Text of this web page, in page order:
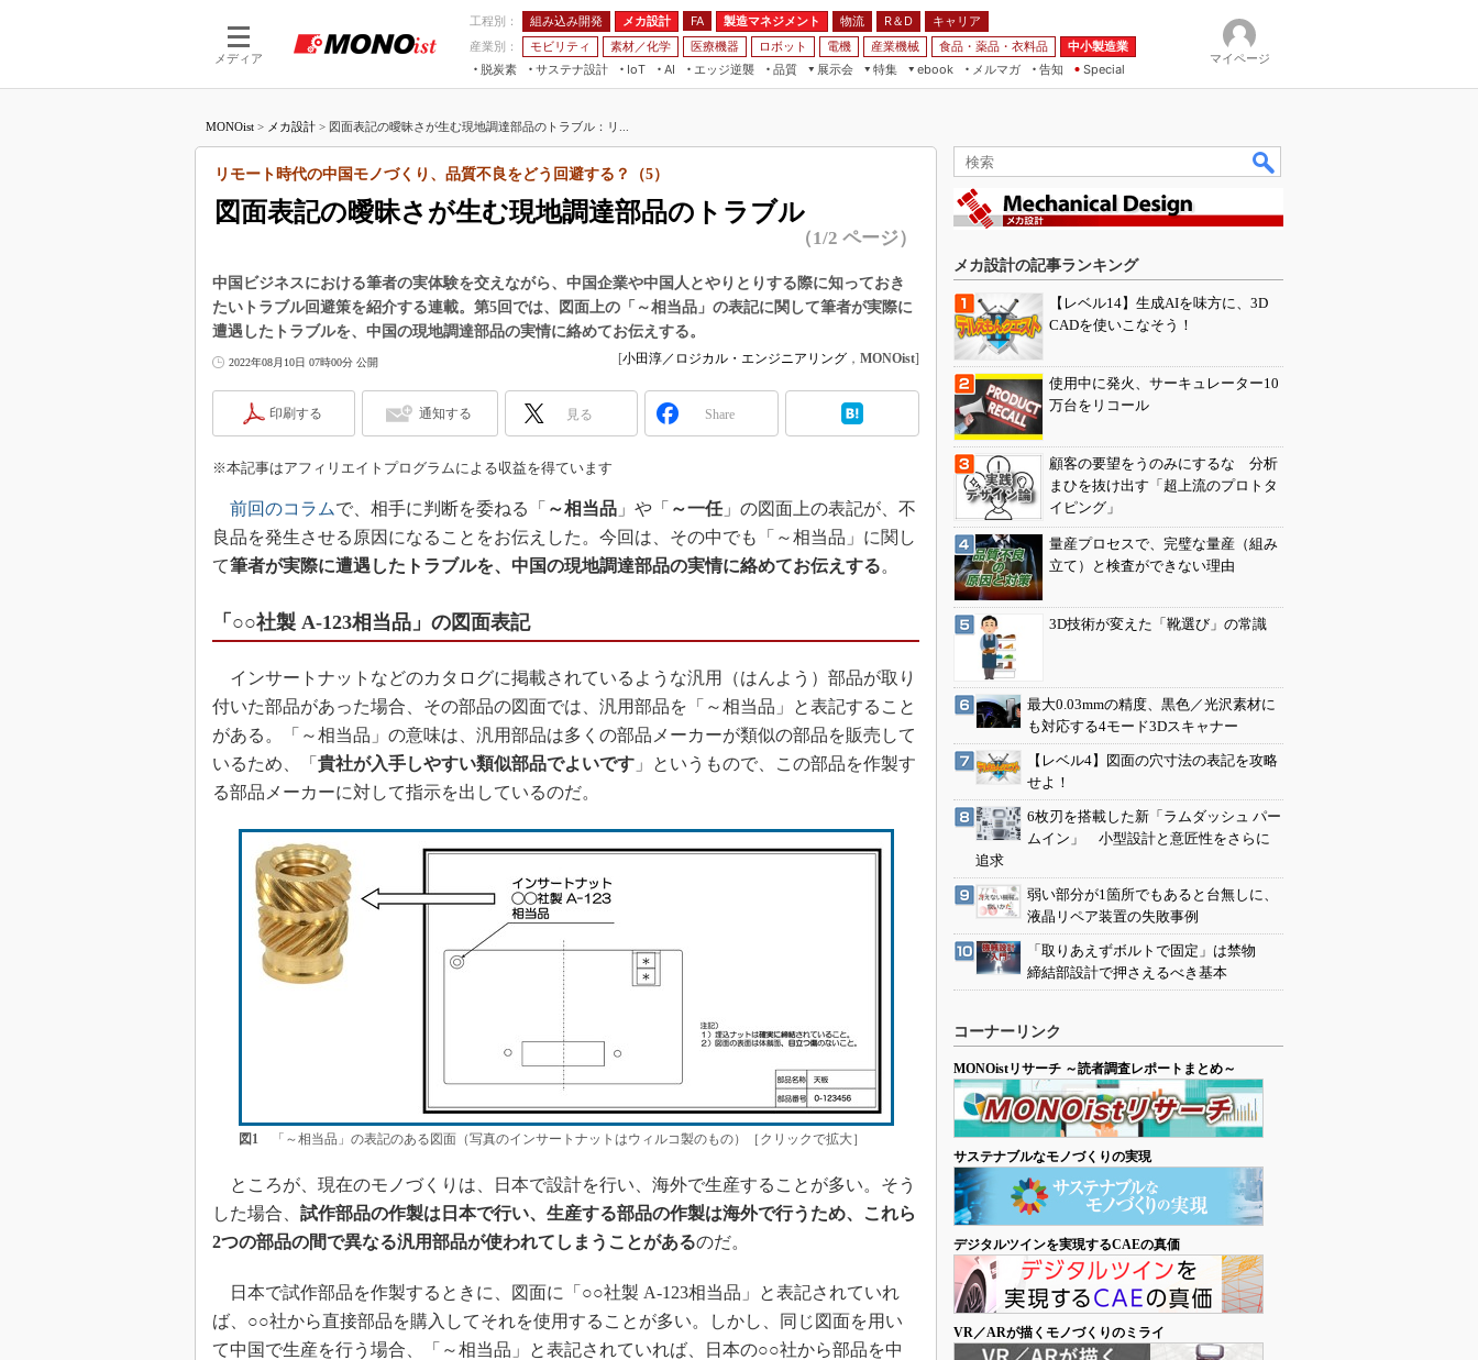
メディア
工程別： 組み込み開発 メカ設計 FA 製造マネジメント 物流 R＆D
キャリア
産業別：
モビリティ 素材／化学 医療機器 ロボット 電機 産業機械 食品・薬品・衣料品
中小製造業
脱炭素
サステナ設計
IoT
つながる工場
つながるサービス
AI
AI×設備保全
Physical AI
エッジ逆襲 品質
展示会
JIMTOF
展＆IoT/5Gソリューション展
IIFES
ジャパンモビリティショー
TECHNO-FRONTIER
EdgeTech+
AUTOMOTIVE WORLD
産業オープンネット展
特集
VR／AR
フィールドサービス
組み込み画像技術
組み込みモデリング
Windows Embedded
ISO26262
3Dプリンタ
デジタルツインとCAE
S＆OP
製造業ビッグデータ
メイドインジャパン
植物工場
知財マネジメント
ebook
FA
メルマガ
告知 Special
マイページ
MONOist > メカ設計 > 図面表記の曖昧さが生む現地調達部品のトラブル：リ...
図面表記の曖昧さが生む現地調達部品のトラブル
リモート時代の中国モノづくり、品質不良をどう回避する？（5）
（1/2 ページ）
中国ビジネスにおける筆者の実体験を交えながら、中国企業や中国人とやりとりする際に知っておき
たいトラブル回避策を紹介する連載。第5回では、図面上の「～相当品」の表記に関して筆者が実際に
遭遇したトラブルを、中国の現地調達部品の実情に絡めてお伝えする。
2022年08月10日 07時00分 公開 [小田淳／ロジカル・エンジニアリング ， MONOist]
印刷する 通知する 見る Share
※本記事はアフィリエイトプログラムによる収益を得ています
前回のコラムで、相手に判断を委ねる「 ～相当品 」や「 ～一任」の図面上の表記が、不
良品を発生させる原因になることをお伝えした。今回は、その中でも「～相当品」に関し
て筆者が実際に遭遇したトラブルを、中国の現地調達部品の実情に絡めてお伝えする。
「○○社製 A-123相当品」の図面表記
インサートナットなどのカタログに掲載されているような汎用（はんよう）部品が取り
付いた部品があった場合、その部品の図面では、汎用部品を「～相当品」と表記すること
がある。「～相当品」の意味は、汎用部品は多くの部品メーカーが類似の部品を販売して
いるため、「 貴社が入手しやすい類似部品でよいです 」というもので、この部品を作製す
る部品メーカーに対して指示を出しているのだ。
図1「～相当品」の表記のある図面（写真のインサートナットはウィルコ製のもの）［クリックで拡大］
ところが、現在のモノづくりは、日本で設計を行い、海外で生産することが多い。そう
した場合、 試作部品の作製は日本で行い、生産する部品の作製は海外で行うため、これら
2つの部品の間で異なる汎用部品が使われてしまうことがあるのだ。
日本で試作部品を作製するときに、図面に「○○社製 A-123相当品」と表記されていれ
ば、○○社から直接部品を購入してそれを使用することが多い。しかし、同じ図面を用い
て中国で生産を行う場合、「～相当品」と表記されていれば、日本の○○社から部品を中
メカ設計の記事ランキング
【レベル14】生成AIを味方に、3D
CADを使いこなそう！
使用中に発火、サーキュレーター10
万台をリコール
顧客の要望をうのみにするな 分析
まひを抜け出す「超上流のプロトタ
イピング」
量産プロセスで、完璧な量産（組み
立て）と検査ができない理由
3D技術が変えた「靴選び」の常識
最大0.03mmの精度、黒色／光沢素材に
も対応する4モード3Dスキャナー
【レベル4】図面の穴寸法の表記を攻略
せよ！
6枚刃を搭載した新「ラムダッシュ パー
ムイン」 小型設計と意匠性をさらに
追求
弱い部分が1箇所でもあると台無しに、
液晶リペア装置の失敗事例
「取りあえずボルトで固定」は禁物
締結部設計で押さえるべき基本
コーナーリンク
MONOistリサーチ ～読者調査レポートまとめ～
サステナブルなモノづくりの実現
デジタルツインを実現するCAEの真価
VR／ARが描くモノづくりのミライ